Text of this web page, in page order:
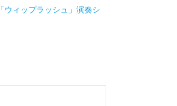
ウィップラッシュ」演奏シ